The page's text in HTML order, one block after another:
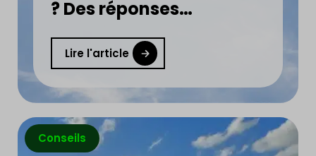
? Des réponses
concrètes et utiles en
moins de 5 min !
Lire l'article
Conseils